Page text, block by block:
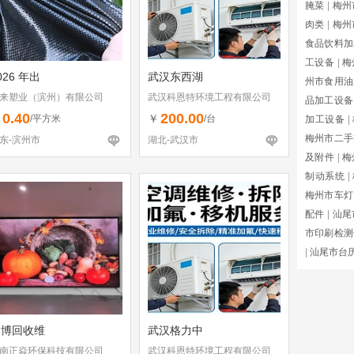
年出
塑业（滨州）有限公司
0.40/平方米
-滨州市
武汉东西湖
武汉科恩特环境工程有限公司
￥ 200.00/台
湖北-武汉市
回收维
正焱环保科技有限公司
武汉格力中
武汉科恩特环境工程有限公司
腌菜
梅
肉类
梅
食品饮料
工设备
梅
州市食用
品加工设备
加工设备
梅州市二
及附件
梅
制动系统
梅州市车灯
配件
汕
市印刷检
汕尾市台